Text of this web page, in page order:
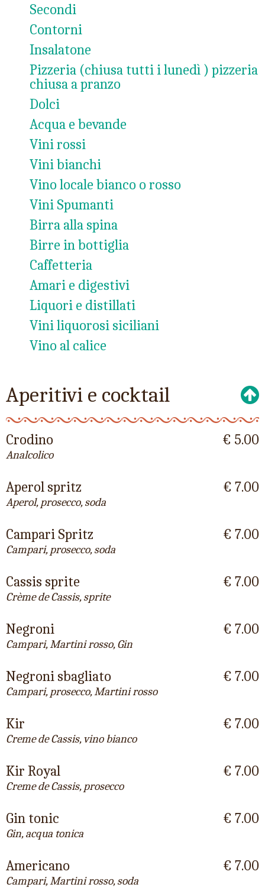
Secondi
Contorni
Insalatone
Pizzeria (chiusa tutti i lunedì ) pizzeria
chiusa a pranzo
Dolci
Acqua e bevande
Vini rossi
Vini bianchi
Vino locale bianco o rosso
Vini Spumanti
Birra alla spina
Birre in bottiglia
Caffetteria
Amari e digestivi
Liquori e distillati
Vini liquorosi siciliani
Vino al calice
Aperitivi e cocktail
Crodino
Analcolico
€ 5.00
Aperol spritz
Aperol, prosecco, soda
€ 7.00
Campari Spritz
Campari, prosecco, soda
€ 7.00
Cassis sprite
Crème de Cassis, sprite
€ 7.00
Negroni
Campari, Martini rosso, Gin
€ 7.00
Negroni sbagliato
Campari, prosecco, Martini rosso
€ 7.00
Kir
Creme de Cassis, vino bianco
€ 7.00
Kir Royal
Creme de Cassis, prosecco
€ 7.00
Gin tonic
Gin, acqua tonica
€ 7.00
Americano
Campari, Martini rosso, soda
€ 7.00